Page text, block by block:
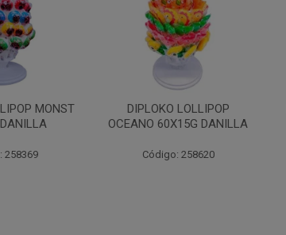
DANILLA
258620
DIPLOKO LOLLIPOP ARCO
POP 60X15G DANILLA
Código: 258621